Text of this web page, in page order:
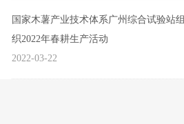
国家木薯产业技术体系广州综合试验站组
织2022年春耕生产活动
2022-03-22